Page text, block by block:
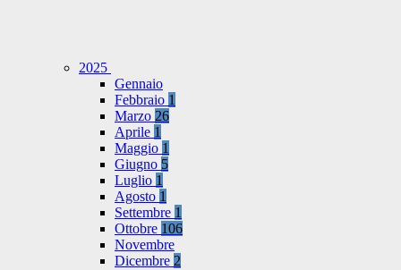
2025
Gennaio
Febbraio 1
Marzo 26
Aprile 1
Maggio 1
Giugno 5
Luglio 1
Agosto 1
Settembre 1
Ottobre 106
Novembre
Dicembre 2